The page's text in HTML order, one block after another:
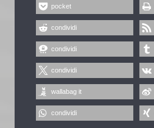
pocket
condividi
condividi
condividi
wallabag it
condividi